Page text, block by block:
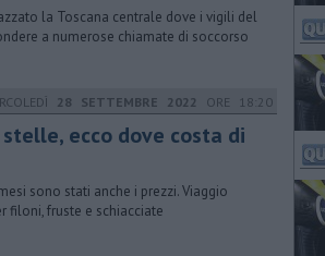
la Toscana centrale dove i vigili del
a numerose chiamate di soccorso
28 SETTEMBRE 2022 ORE 18:20
ecco dove costa di
sono stati anche i prezzi. Viaggio
filoni, fruste e schiacciate